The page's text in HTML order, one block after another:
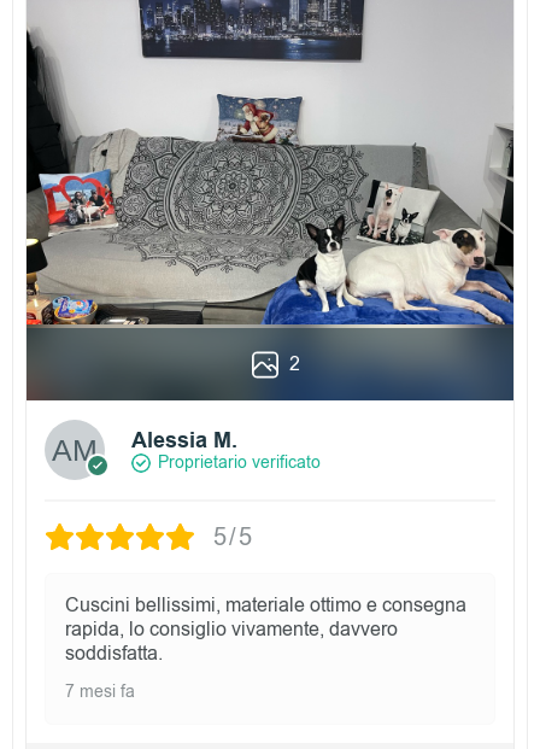
2
Alessia M.
Proprietario verificato
5/5
Cuscini bellissimi, materiale ottimo e consegna
rapida, lo consiglio vivamente, davvero
soddisfatta.
7 mesi fa